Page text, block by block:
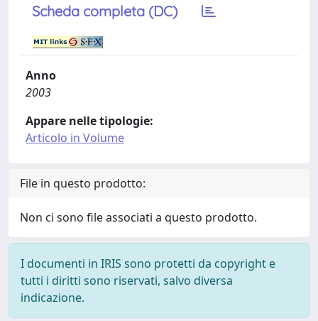
Scheda completa (DC)
Anno
2003
Appare nelle tipologie:
Articolo in Volume
File in questo prodotto:
Non ci sono file associati a questo prodotto.
I documenti in IRIS sono protetti da copyright e
tutti i diritti sono riservati, salvo diversa
indicazione.